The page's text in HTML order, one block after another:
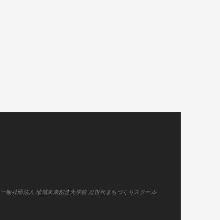
般社団法人 地域未来創造大学校 次世代まちづくりスクール